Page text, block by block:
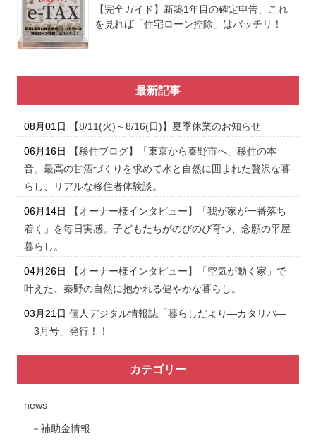
【完全ガイド】新築1年目の確定申告、これ
を見れば「住宅ローン控除」はバッチリ！
最新記事
08月01日 【8/11(火)～8/16(日)】夏季休業のお知らせ
06月16日
【移住ブログ】「東京から秦野市へ」移住の本
音。最高の甘酒づくりを求めて水と自然に囲まれた贅沢な暮
らし、リアルな移住者体験談。
06月14日
【オーナー様インタビュー】「我が家が一番落ち
着く」を毎日実感。子どもたちがのびのび育つ、念願の平屋
暮らし。
04月26日
【オーナー様インタビュー】「空気が動く家」で
叶えた、秦野の自然に抱かれる健やかな暮らし。
03月21日 個人デジタル情報誌「暮らしだより―カタリバ―
3月号」発行！！
カテゴリー
news
補助金情報